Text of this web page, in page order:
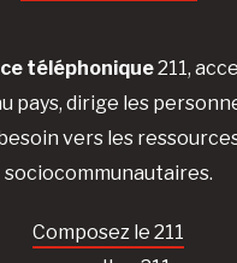
téléphonique211,
pays, dirige les
vers les
sociocommunautaires.
Composez le 211